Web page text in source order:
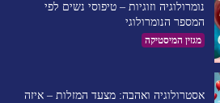
נומרולוגיה וזוגיות – טיפוסי נשים לפי
המספר הנומרולוגי
מגזין המיסטיקה
אסטרולוגיה ואהבה: מצעד המזלות – איזה